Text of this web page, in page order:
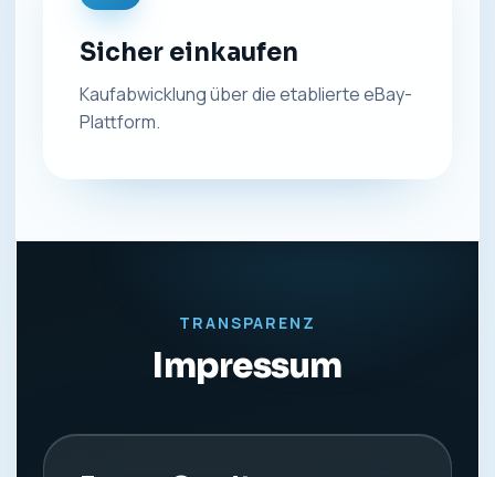
Sicher einkaufen
Kaufabwicklung über die etablierte eBay-
Plattform.
TRANSPARENZ
Impressum